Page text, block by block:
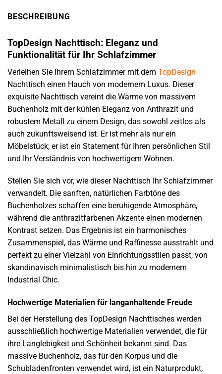
BESCHREIBUNG
TopDesign Nachttisch: Eleganz und
Funktionalität für Ihr Schlafzimmer
Verleihen Sie Ihrem Schlafzimmer mit dem TopDesign
Nachttisch einen Hauch von modernem Luxus. Dieser
exquisite Nachttisch vereint die Wärme von massivem
Buchenholz mit der kühlen Eleganz von Anthrazit und
robustem Metall zu einem Design, das sowohl zeitlos als
auch zukunftsweisend ist. Er ist mehr als nur ein
Möbelstück; er ist ein Statement für Ihren persönlichen Stil
und Ihr Verständnis von hochwertigem Wohnen.
Stellen Sie sich vor, wie dieser Nachttisch Ihr Schlafzimmer
verwandelt. Die sanften, natürlichen Farbtöne des
Buchenholzes schaffen eine beruhigende Atmosphäre,
während die anthrazitfarbenen Akzente einen modernen
Kontrast setzen. Das Ergebnis ist ein harmonisches
Zusammenspiel, das Wärme und Raffinesse ausstrahlt und
perfekt zu einer Vielzahl von Einrichtungsstilen passt, von
skandinavisch minimalistisch bis hin zu modernem
Industrial Chic.
Hochwertige Materialien für langanhaltende Freude
Bei der Herstellung des TopDesign Nachttisches werden
ausschließlich hochwertige Materialien verwendet, die für
ihre Langlebigkeit und Schönheit bekannt sind. Das
massive Buchenholz, das für den Korpus und die
Schubladenfronten verwendet wird, ist ein Naturprodukt,